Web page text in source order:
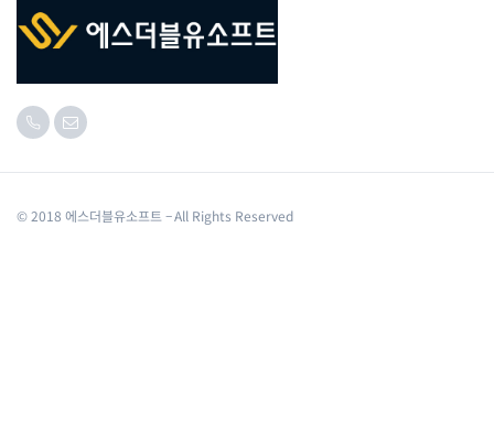
© 2018 에스더블유소프트 – All Rights Reserved